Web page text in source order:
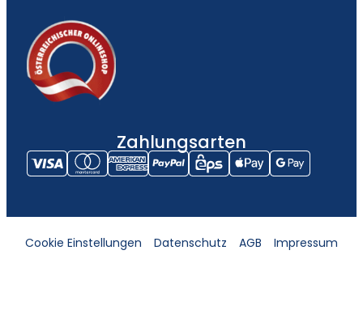
Zahlungsarten
Cookie Einstellungen Datenschutz AGB Impressum